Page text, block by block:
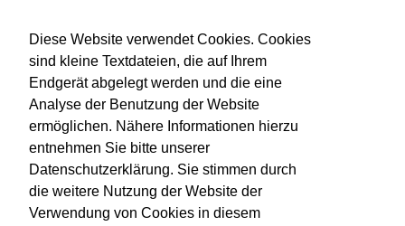
Diese Website verwendet Cookies. Cookies
sind kleine Textdateien, die auf Ihrem
Endgerät abgelegt werden und die eine
Analyse der Benutzung der Website
ermöglichen. Nähere Informationen hierzu
entnehmen Sie bitte unserer
Datenschutzerklärung. Sie stimmen durch
die weitere Nutzung der Website der
Verwendung von Cookies in diesem